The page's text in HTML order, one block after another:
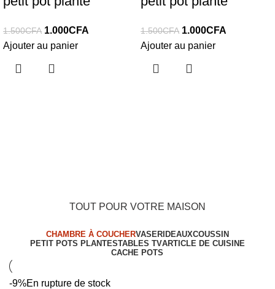
1.500CFA 1.000CFA
Ajouter au panier
1.500CFA 1.000CFA
Ajouter au panier
TOUT POUR VOTRE MAISON
CHAMBRE À COUCHERVASERIDEAUXCOUSSIN
PETIT POTS PLANTESTABLES TVARTICLE DE CUISINE
CACHE POTS
-9%En rupture de stock